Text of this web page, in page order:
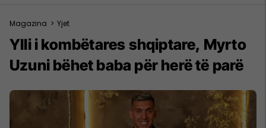
Magazina > Yjet
Ylli i kombëtares shqiptare, Myrto
Uzuni bëhet baba për herë të parë